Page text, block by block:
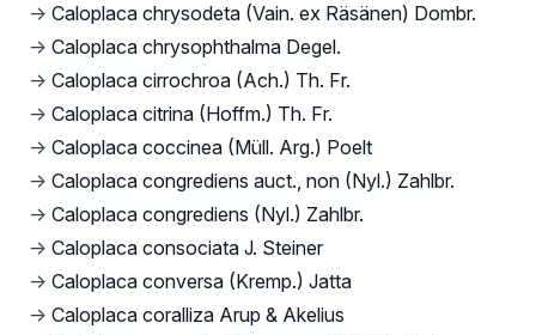
→ Caloplaca chrysodeta (Vain. ex Räsänen) Dombr.
→ Caloplaca chrysophthalma Degel.
→ Caloplaca cirrochroa (Ach.) Th. Fr.
→ Caloplaca citrina (Hoffm.) Th. Fr.
→ Caloplaca coccinea (Müll. Arg.) Poelt
→ Caloplaca congrediens auct., non (Nyl.) Zahlbr.
→ Caloplaca congrediens (Nyl.) Zahlbr.
→ Caloplaca consociata J. Steiner
→ Caloplaca conversa (Kremp.) Jatta
→ Caloplaca coralliza Arup & Akelius